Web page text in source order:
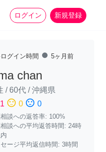
ログイン 新規登録
家事 more_horiz
グイン時間 fiber_manual_record 5ヶ月前
chan
/60代 /沖縄県
1 sentiment_neutral 0 sentiment_dissatisfied 0
談への返答率: 100%
談への平均返答時間: 24時
セージ平均返信時間: 3時間